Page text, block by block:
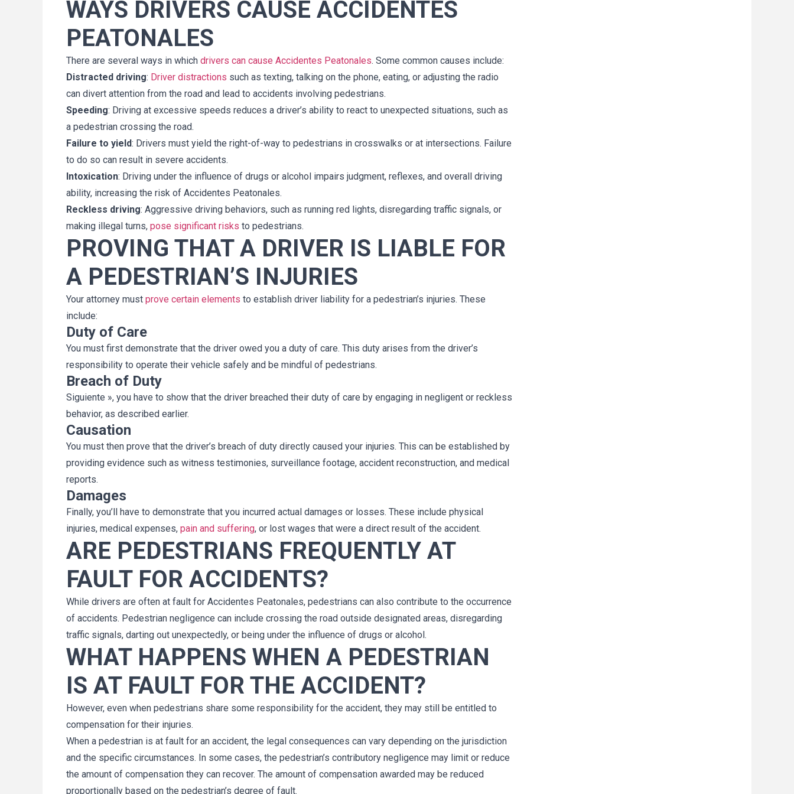
WAYS DRIVERS CAUSE ACCIDENTES
PEATONALES
There are several ways in which drivers can cause Accidentes Peatonales. Some common causes include:
Distracted driving: Driver distractions such as texting, talking on the phone, eating, or adjusting the radio
can divert attention from the road and lead to accidents involving pedestrians.
Speeding: Driving at excessive speeds reduces a driver’s ability to react to unexpected situations, such as
a pedestrian crossing the road.
Failure to yield: Drivers must yield the right-of-way to pedestrians in crosswalks or at intersections. Failure
to do so can result in severe accidents.
Intoxication: Driving under the influence of drugs or alcohol impairs judgment, reflexes, and overall driving
ability, increasing the risk of Accidentes Peatonales.
Reckless driving: Aggressive driving behaviors, such as running red lights, disregarding traffic signals, or
making illegal turns, pose significant risks to pedestrians.
PROVING THAT A DRIVER IS LIABLE FOR
A PEDESTRIAN’S INJURIES
Your attorney must prove certain elements to establish driver liability for a pedestrian’s injuries. These
include:
Duty of Care
You must first demonstrate that the driver owed you a duty of care. This duty arises from the driver’s
responsibility to operate their vehicle safely and be mindful of pedestrians.
Breach of Duty
Siguiente », you have to show that the driver breached their duty of care by engaging in negligent or reckless
behavior, as described earlier.
Causation
You must then prove that the driver’s breach of duty directly caused your injuries. This can be established by
providing evidence such as witness testimonies, surveillance footage, accident reconstruction, and medical
reports.
Damages
Finally, you’ll have to demonstrate that you incurred actual damages or losses. These include physical
injuries, medical expenses, pain and suffering, or lost wages that were a direct result of the accident.
ARE PEDESTRIANS FREQUENTLY AT
FAULT FOR ACCIDENTS?
While drivers are often at fault for Accidentes Peatonales, pedestrians can also contribute to the occurrence
of accidents. Pedestrian negligence can include crossing the road outside designated areas, disregarding
traffic signals, darting out unexpectedly, or being under the influence of drugs or alcohol.
WHAT HAPPENS WHEN A PEDESTRIAN
IS AT FAULT FOR THE ACCIDENT?
However, even when pedestrians share some responsibility for the accident, they may still be entitled to
compensation for their injuries.
When a pedestrian is at fault for an accident, the legal consequences can vary depending on the jurisdiction
and the specific circumstances. In some cases, the pedestrian’s contributory negligence may limit or reduce
the amount of compensation they can recover. The amount of compensation awarded may be reduced
proportionally based on the pedestrian’s degree of fault.